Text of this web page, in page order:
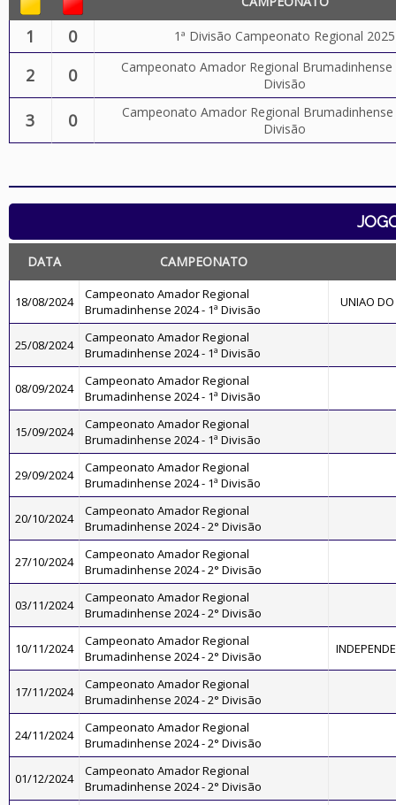
1 0 1ª Divisão Campeonato Regional 2025
2 0
Campeonato Amador Regional Brumadinhense
Divisão
3 0
Campeonato Amador Regional Brumadinhense
Divisão
DATA CAMPEONATO
18/08/2024
Campeonato Amador Regional
Brumadinhense 2024 - 1ª Divisão
UNIAO
25/08/2024
Campeonato Amador Regional
Brumadinhense 2024 - 1ª Divisão
08/09/2024
Campeonato Amador Regional
Brumadinhense 2024 - 1ª Divisão
15/09/2024
Campeonato Amador Regional
Brumadinhense 2024 - 1ª Divisão
29/09/2024
Campeonato Amador Regional
Brumadinhense 2024 - 1ª Divisão
20/10/2024
Campeonato Amador Regional
Brumadinhense 2024 - 2° Divisão
27/10/2024
Campeonato Amador Regional
Brumadinhense 2024 - 2° Divisão
03/11/2024
Campeonato Amador Regional
Brumadinhense 2024 - 2° Divisão
10/11/2024
Campeonato Amador Regional
Brumadinhense 2024 - 2° Divisão
17/11/2024
Campeonato Amador Regional
Brumadinhense 2024 - 2° Divisão
24/11/2024
Campeonato Amador Regional
Brumadinhense 2024 - 2° Divisão
01/12/2024
Campeonato Amador Regional
Brumadinhense 2024 - 2° Divisão